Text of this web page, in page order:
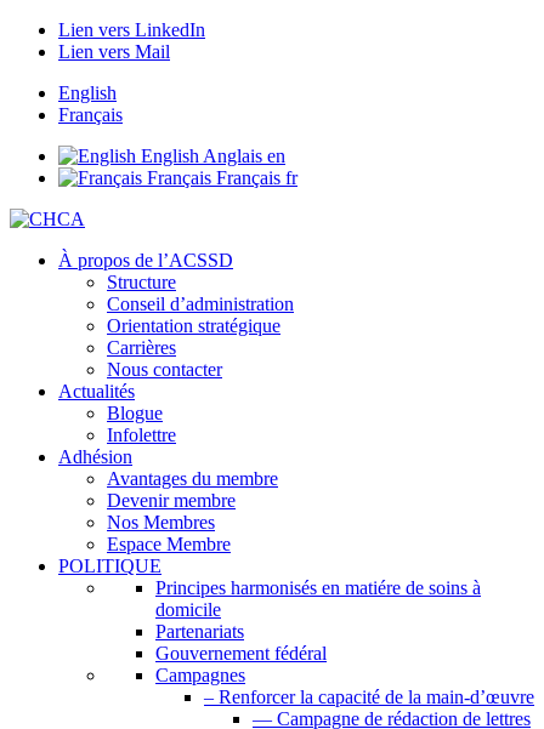
Lien vers LinkedIn
Lien vers Mail
English
Français
English Anglais en
Français Français fr
À propos de l’ACSSD
Structure
Conseil d’administration
Orientation stratégique
Carrières
Nous contacter
Actualités
Blogue
Infolettre
Adhésion
Avantages du membre
Devenir membre
Nos Membres
Espace Membre
POLITIQUE
Principes harmonisés en matiére de soins à
domicile
Partenariats
Gouvernement fédéral
Campagnes
– Renforcer la capacité de la main-d’œuvre
— Campagne de rédaction de lettres